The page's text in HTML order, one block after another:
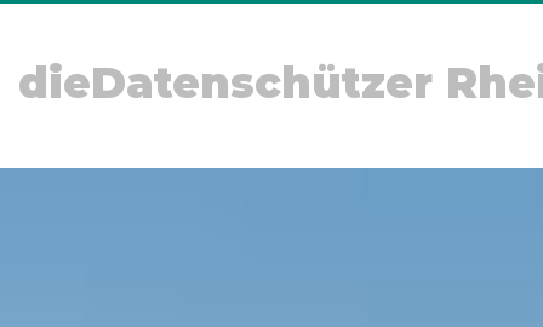
dieDatenschützer